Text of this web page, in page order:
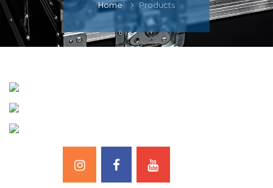
Home Products